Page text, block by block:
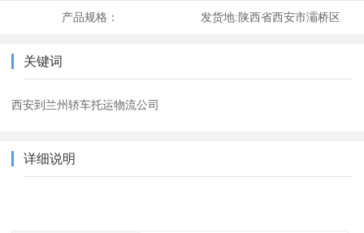
产品规格： 发货地:陕西省西安市灞桥区
关键词
西安到兰州轿车托运物流公司
详细说明